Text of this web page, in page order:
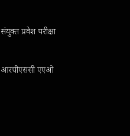
संयुक्त प्रवेश परीक्षा
आरपीएससी एएओ